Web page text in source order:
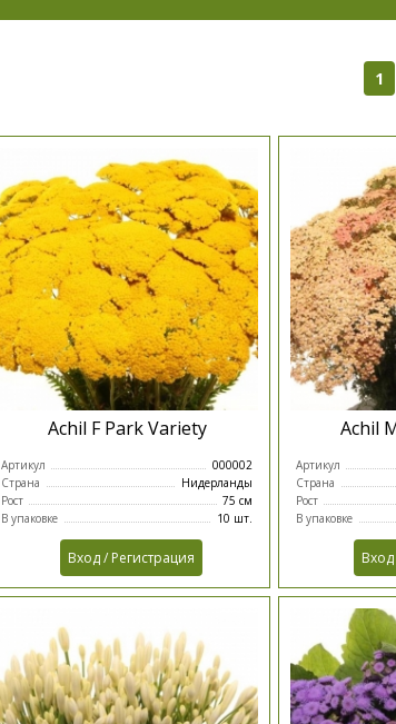
1
Achil F Park Variety
Артикул
000002
Страна
Нидерланды
Рост
75 см
В упаковке
10 шт.
Вход / Регистрация
Achil
Артикул
Страна
Рост
В упаковке